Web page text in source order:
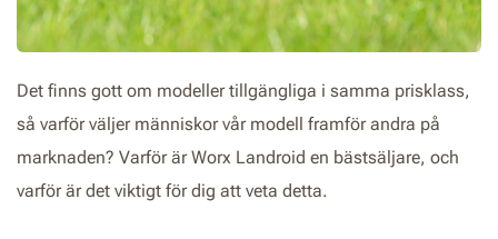
Det finns gott om modeller tillgängliga i samma prisklass,
så varför väljer människor vår modell framför andra på
marknaden? Varför är Worx Landroid en bästsäljare, och
varför är det viktigt för dig att veta detta.